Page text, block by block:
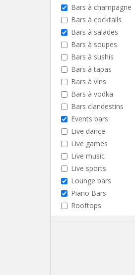
Bars à champagne
Bars à cocktails
Bars à salades
Bars à soupes
Bars à sushis
Bars à tapas
Bars à vins
Bars à vodka
Bars clandestins
Events bars
Live dance
Live games
Live music
Live sports
Lounge bars
Piano Bars
Rooftops